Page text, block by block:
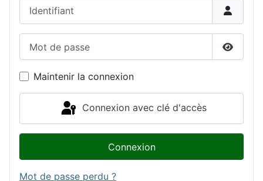
Maintenir la connexion
Connexion avec clé d'accès
Connexion
Mot de passe perdu ?